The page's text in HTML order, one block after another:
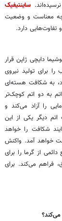
ساینتیفیک
چه معناست و وضعیت
دارد.
دایچی ژاپن قرار
برای تولید نیروی
به شکافت هسته‌ای
به دو اتم کوچک‌تر
را آزاد می‌کند و
دیگر یکی از این
شکافت را خواهد
خواهد آمد. واکنش
از گرما را برای
فراهم می‌کند. برای
می‌کند؟